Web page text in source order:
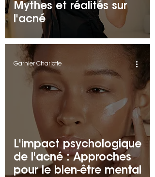
Mythes et réalités sur
l'acné
L'impact psychologique
de l'acné : Approches
pour le bien-être mental
Garnier Charlotte